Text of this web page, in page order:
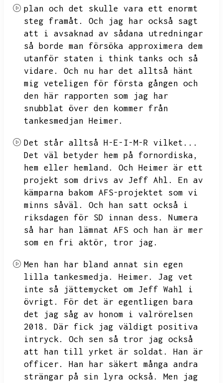
plan och det skulle vara ett enormt
steg framåt.
Och jag har också sagt
att i avsaknad av sådana utredningar
så borde man försöka approximera dem
utanför staten i think tanks och så
vidare.
Och nu har det alltså hänt
mig veteligen för första gången och
den här rapporten som jag har
snubblat över den kommer från
tankesmedjan Heimer.
Det står alltså H-E-I-M-R vilket...
Det väl betyder hem på fornordiska,
hem eller hemland.
Och Heimer är ett
projekt som drivs av Jeff Ahl.
En av
kämparna bakom AFS-projektet som vi
minns såväl.
Och han satt också i
riksdagen för SD innan dess.
Numera
så har han lämnat AFS och han är mer
som en fri aktör,
tror jag.
Men han har bland annat sin egen
lilla tankesmedja.
Heimer.
Jag vet
inte så jättemycket om Jeff Wahl i
övrigt.
För det är egentligen bara
det jag såg av honom i valrörelsen
2018.
Där fick jag väldigt positiva
intryck.
Och sen så tror jag också
att han till yrket är soldat.
Han är
officer.
Han har säkert många andra
strängar på sin lyra också.
Men jag